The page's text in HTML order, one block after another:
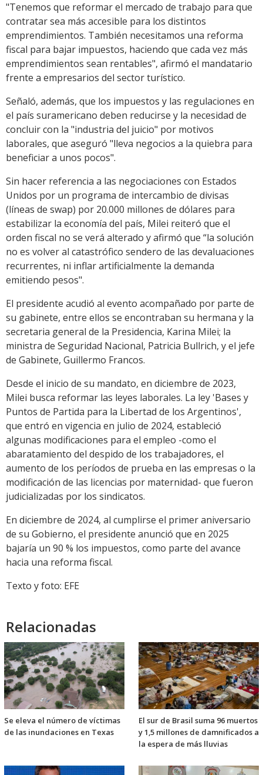
"Tenemos que reformar el mercado de trabajo para que
contratar sea más accesible para los distintos
emprendimientos. También necesitamos una reforma
fiscal para bajar impuestos, haciendo que cada vez más
emprendimientos sean rentables", afirmó el mandatario
frente a empresarios del sector turístico.
Señaló, además, que los impuestos y las regulaciones en
el país suramericano deben reducirse y la necesidad de
concluir con la "industria del juicio" por motivos
laborales, que aseguró "lleva negocios a la quiebra para
beneficiar a unos pocos".
Sin hacer referencia a las negociaciones con Estados
Unidos por un programa de intercambio de divisas
(líneas de swap) por 20.000 millones de dólares para
estabilizar la economía del país, Milei reiteró que el
orden fiscal no se verá alterado y afirmó que “la solución
no es volver al catastrófico sendero de las devaluaciones
recurrentes, ni inflar artificialmente la demanda
emitiendo pesos".
El presidente acudió al evento acompañado por parte de
su gabinete, entre ellos se encontraban su hermana y la
secretaria general de la Presidencia, Karina Milei; la
ministra de Seguridad Nacional, Patricia Bullrich, y el jefe
de Gabinete, Guillermo Francos.
Desde el inicio de su mandato, en diciembre de 2023,
Milei busca reformar las leyes laborales. La ley 'Bases y
Puntos de Partida para la Libertad de los Argentinos',
que entró en vigencia en julio de 2024, estableció
algunas modificaciones para el empleo -como el
abaratamiento del despido de los trabajadores, el
aumento de los períodos de prueba en las empresas o la
modificación de las licencias por maternidad- que fueron
judicializadas por los sindicatos.
En diciembre de 2024, al cumplirse el primer aniversario
de su Gobierno, el presidente anunció que en 2025
bajaría un 90 % los impuestos, como parte del avance
hacia una reforma fiscal.
Texto y foto: EFE
Relacionadas
Se eleva el número de víctimas
de las inundaciones en Texas
El sur de Brasil suma 96 muertos
y 1,5 millones de damnificados a
la espera de más lluvias